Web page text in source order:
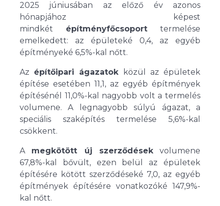
2025 júniusában az előző év azonos
hónapjához képest
mindkét építményfőcsoport termelése
emelkedett: az épületeké 0,4, az egyéb
építményeké 6,5%-kal nőtt.
Az építőipari ágazatokközül az épületek
építése esetében 11,1, az egyéb építmények
építésénél 11,0%-kal nagyobb volt a termelés
volumene. A legnagyobb súlyú ágazat, a
speciális szaképítés termelése 5,6%-kal
csökkent.
A megkötött új szerződésekvolumene
67,8%-kal bővült, ezen belül az épületek
építésére kötött szerződéseké 7,0, az egyéb
építmények építésére vonatkozóké 147,9%-
kal nőtt.